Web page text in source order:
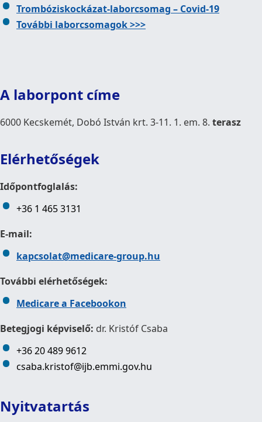
Trombóziskockázat-laborcsomag – Covid-19
További laborcsomagok >>>
A laborpont címe
6000 Kecskemét, Dobó István krt. 3-11. 1. em. 8. terasz
Elérhetőségek
Időpontfoglalás:
+36 1 465 3131
E-mail:
kapcsolat@medicare-group.hu
További elérhetőségek:
Medicare a Facebookon
Betegjogi képviselő: dr. Kristóf Csaba
+36 20 489 9612
csaba.kristof@ijb.emmi.gov.hu
Nyitvatartás